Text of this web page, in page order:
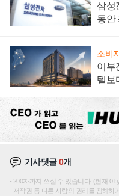
삼성
동안
소비
이부
텔보
기사댓글0개
200자까지 쓰실 수 있습니다. (현재 0
저작권 등 다른 사람의 권리를 침해하